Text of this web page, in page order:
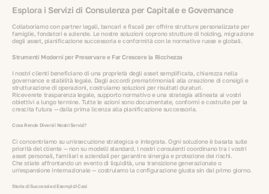
Esplora i Servizi di Consulenza per Capitale e Governance
Collaboriamo con partner legali, bancari e fiscali per offrire strutture personalizzate per
famiglie, fondatori e aziende. Le nostre soluzioni coprono strutture di holding, migrazione
degli asset, pianificazione successoria e conformità con le normative russe e globali.
Strumenti Moderni per Preservare e Far Crescere la Ricchezza
I nostri clienti beneficiano di una proprietà degli asset semplificata, chiarezza nella
governance e stabilità legale. Dagli accordi prematrimoniali alla creazione di consigli e
strutturazione di operazioni, costruiamo soluzioni per risultati duraturi.
Riceverete trasparenza legale, supporto normativo e una strategia allineata ai vostri
obiettivi a lungo termine. Tutte le azioni sono documentate, conformi e costruite per la
crescita futura — dalla prima licenza alla pianificazione successoria.
Cosa Rende Diversi i Nostri Servizi?
Ci concentriamo su un'esecuzione strategica e integrata. Ogni soluzione è basata sulle
priorità del cliente — non su modelli standard. I nostri consulenti coordinano tra i vostri
asset personali, familiari e aziendali per garantire sinergia e protezione dei rischi.
Che stiate affrontando un evento di liquidità, una transizione generazionale o
un'espansione internazionale — costruiamo la configurazione giusta sin dal primo giorno.
Storia di Successi ed Esempi di Casi